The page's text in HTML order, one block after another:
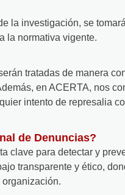
la investigación, se
la normativa vigente.
tratadas de manera
en ACERTA, nos
intento de represalia
de Denuncias?
clave para detectar y
transparente y ético,